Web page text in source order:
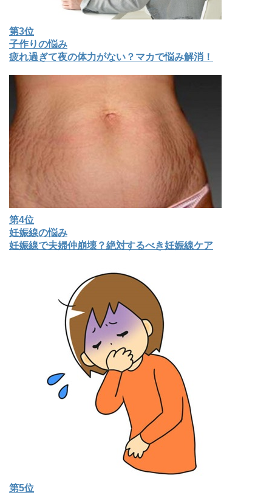
第3位
子作りの悩み
疲れ過ぎて夜の体力がない？マカで悩み解消！
第4位
妊娠線の悩み
妊娠線で夫婦仲崩壊？絶対するべき妊娠線ケア
第5位